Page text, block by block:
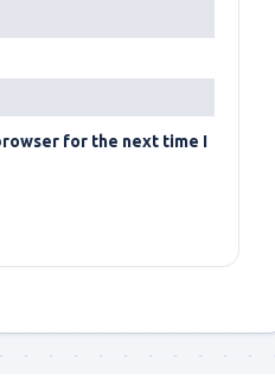
for the next time I